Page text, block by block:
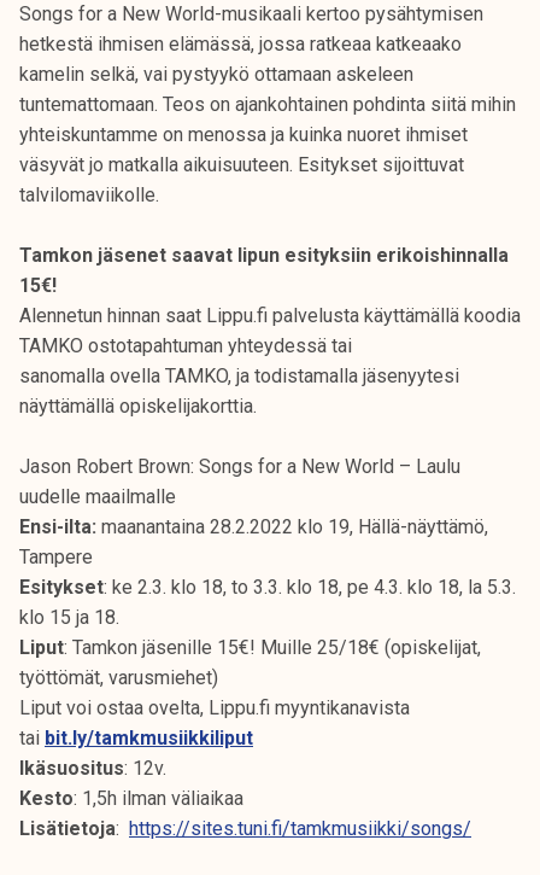
Songs for a New World-musikaali kertoo pysähtymisen
hetkestä ihmisen elämässä, jossa ratkeaa katkeaako
kamelin selkä, vai pystyykö ottamaan askeleen
tuntemattomaan. Teos on ajankohtainen pohdinta siitä mihin
yhteiskuntamme on menossa ja kuinka nuoret ihmiset
väsyvät jo matkalla aikuisuuteen. Esitykset sijoittuvat
talvilomaviikolle.
Tamkon jäsenet saavat lipun esityksiin erikoishinnalla
15€!
Alennetun hinnan saat Lippu.fi palvelusta käyttämällä koodia
TAMKO ostotapahtuman yhteydessä tai
sanomalla ovella TAMKO, ja todistamalla jäsenyytesi
näyttämällä opiskelijakorttia.
Jason Robert Brown: Songs for a New World – Laulu
uudelle maailmalle
Ensi-ilta: maanantaina 28.2.2022 klo 19, Hällä-näyttämö,
Tampere
Esitykset: ke 2.3. klo 18, to 3.3. klo 18, pe 4.3. klo 18, la 5.3.
klo 15 ja 18.
Liput: Tamkon jäsenille 15€! Muille 25/18€ (opiskelijat,
työttömät, varusmiehet)
Liput voi ostaa ovelta, Lippu.fi myyntikanavista
tai bit.ly/tamkmusiikkiliput
Ikäsuositus: 12v.
Kesto: 1,5h ilman väliaikaa
Lisätietoja: https://sites.tuni.fi/tamkmusiikki/songs/